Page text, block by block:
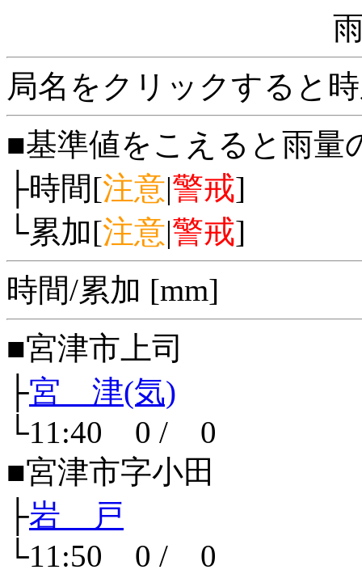
局名をクリックすると
■基準値をこえると雨量
├時間[注意|警戒]
└累加[注意|警戒]
時間/累加 [mm]
■宮津市上司
├宮 津(気)
└11:40 0 / 0
■宮津市字小田
├岩 戸
└11:50 0 / 0